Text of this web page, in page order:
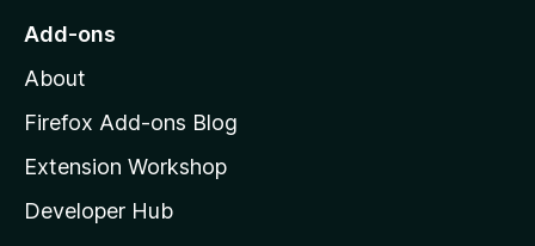
o
o
z
l
l
Add-ons
About
Firefox Add-ons Blog
Extension Workshop
Developer Hub